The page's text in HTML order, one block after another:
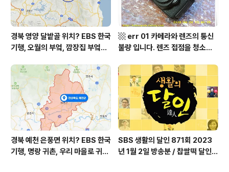
경북 영양 달밭골 위치? EBS 한국
기행, 오월의 부엌, 깜장집 부엌은
어디? / 경상북도 영양군 가볼 만
한 곳, 영양읍 상원리. KBS 인간극
장 임분노미 할머니
▩ err 01 카메라와 렌즈의 통신
불량 입니다. 렌즈 접점을 청소하
경북 예천 은풍면 위치? EBS 한국
기행, 명랑 귀촌, 우리 마을로 귀촌
SBS 생활의 달인 871회 2023
년 1월 2일 방송분 / 찹쌀떡 달인,